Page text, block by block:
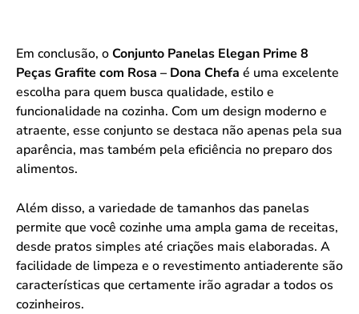
Em conclusão, oConjunto Panelas Elegan Prime 8
Peças Grafite com Rosa – Dona Chefa é uma excelente
escolha para quem busca qualidade, estilo e
funcionalidade na cozinha. Com um design moderno e
atraente, esse conjunto se destaca não apenas pela sua
aparência, mas também pela eficiência no preparo dos
alimentos.
Além disso, a variedade de tamanhos das panelas
permite que você cozinhe uma ampla gama de receitas,
desde pratos simples até criações mais elaboradas. A
facilidade de limpeza e o revestimento antiaderente são
características que certamente irão agradar a todos os
cozinheiros.